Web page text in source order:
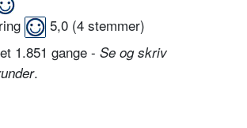
5,0 (4 stemmer)
1.851 gange - Se og skriv
.